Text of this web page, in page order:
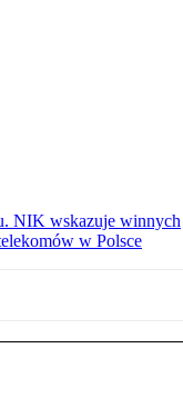
NIK wskazuje winnych
w Polsce